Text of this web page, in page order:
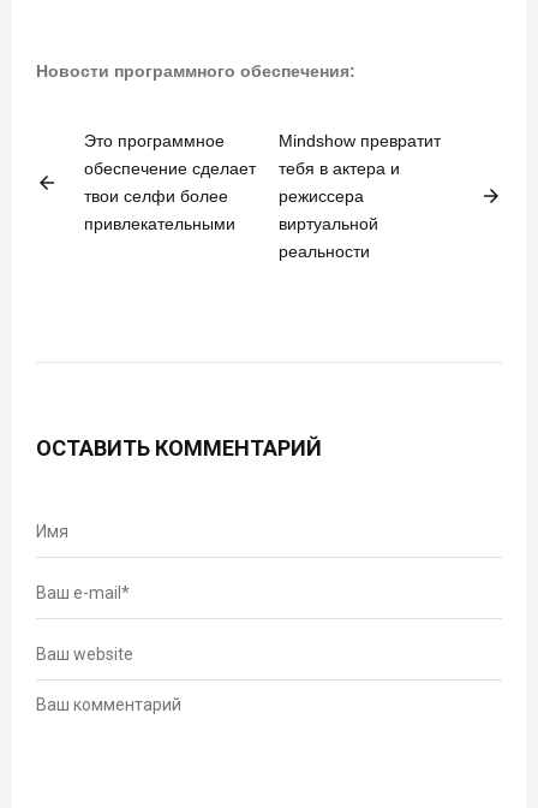
Новости программного обеспечения:
arrow_back
Это программное
обеспечение сделает
твои селфи более
привлекательными
Mindshow превратит
тебя в актера и
режиссера
виртуальной
реальности
arrow_forward
ОСТАВИТЬ КОММЕНТАРИЙ